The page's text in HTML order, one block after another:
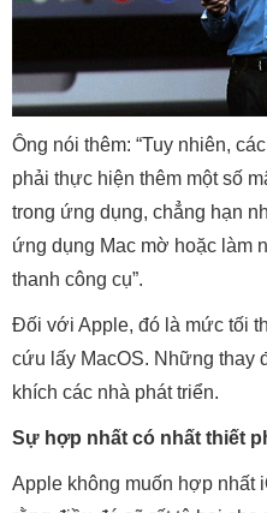
Ông nói thêm: “Tuy nhiên,
phải thực hiện thêm một số
trong ứng dụng, chẳng hạn
ứng dụng Mac mờ hoặc làm
thanh công cụ”.
Đối với Apple, đó là mức tối
cứu lấy MacOS. Những thay
khích các nhà phát triển.
Sự hợp nhất có nhất thiết
Apple không muốn hợp nhất